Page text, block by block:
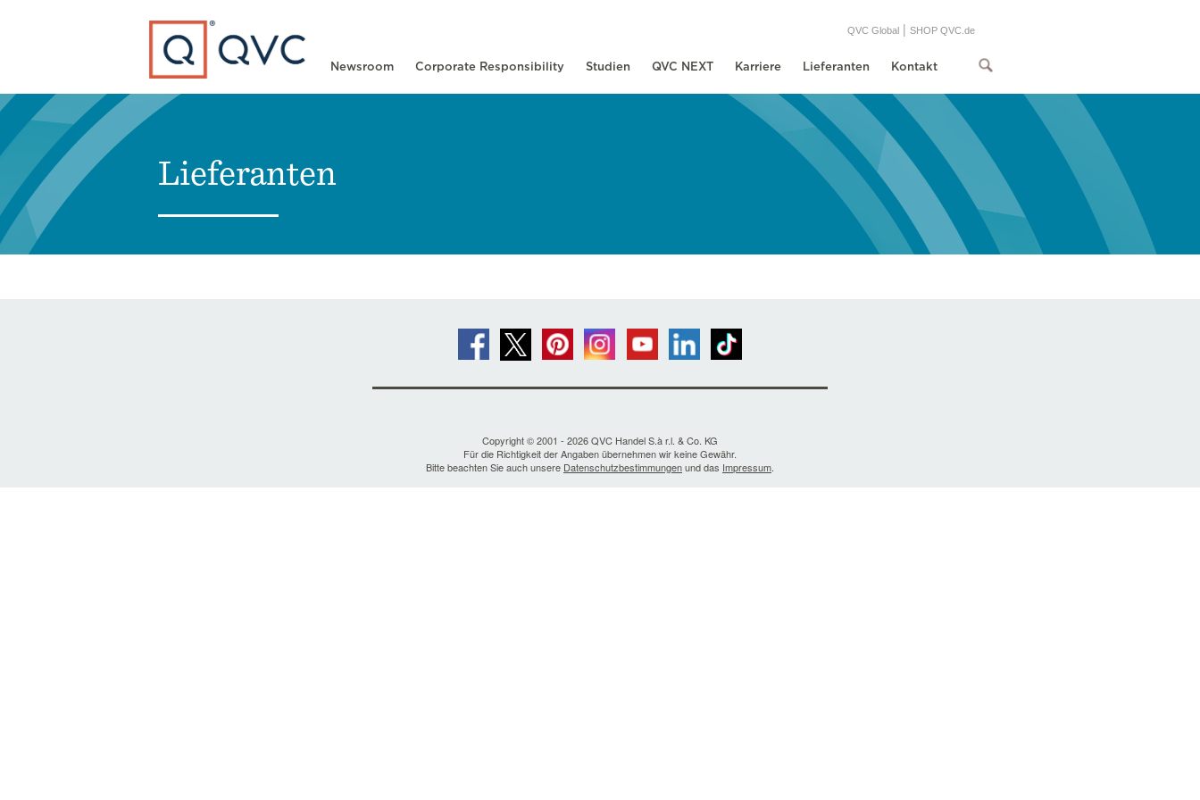
Newsroom Corporate Responsibility Studien QVC NEXT Karriere Lieferanten Kontakt
QVC Global | SHOP QVC.de
Type to search
Lieferanten
Copyright © 2001 - 2026 QVC Handel S.à r.l. & Co. KG
Für die Richtigkeit der Angaben übernehmen wir keine Gewähr.
Bitte beachten Sie auch unsere Datenschutzbestimmungenund das Impressum.